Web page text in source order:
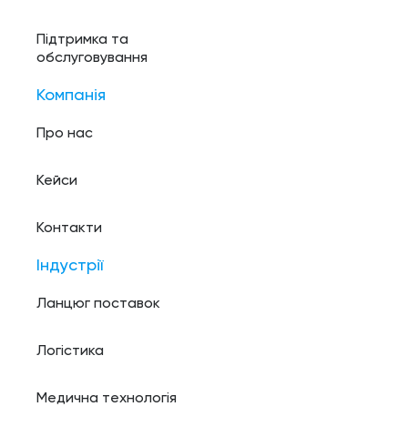
Підтримка та
обслуговування
Компанія
Про нас
Кейси
Контакти
Індустрії
Ланцюг поставок
Логістика
Медична технологія